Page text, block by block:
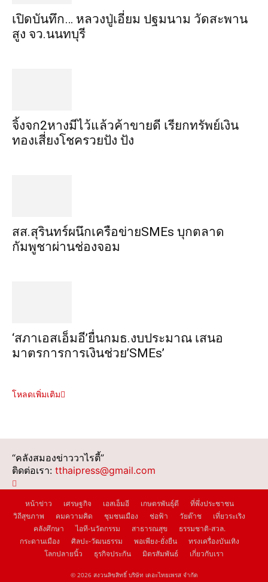
เปิดบันทึก… หลวงปู่เอี่ยม ​ปฐม​นาม​ วัดสะพาน
สูง​ จว.นนทบุรี
จิ้งจก​2​หาง​มีไว้แล้ว​ค้าขาย​ดี​ เรียก​ทรัพย์เงิน
ทอง​เสี่ยงโชค​รวยปัง​ ปัง​
สส.สุรินทร์ผนึกเครือข่ายSMEs บุกตลาด
กัมพูชาผ่านช่องจอม
‘สภาเอสเอ็มอี’ยื่นกมธ.งบประมาณ เสนอ
มาตรการการเงินช่วย’SMEs’
โหลดเพิ่มเติม
“คลังสมองข่าววาไรตี้”
ติดต่อเรา: tthaipress@gmail.com
หน้าข่าว เศรษฐกิจ เอสเอ็มอี เกษตรพันธุ์ดี
ที่พึ่งประชาชน
วิถีสุขภาพ
คมความคิด ชุมชนเมือง ช่อฟ้า วัยต๊าช
เที่ยวระเริง
คลังศึกษา
ไอที-นวัตกรรม สาธารณสุข
ธรรมชาติ-สวล.
กระดานเมือง
ศิลปะ-วัฒนธรรม พอเพียง-ยั่งยืน
ทรงเครื่องบันเทิง
โลกปลายนิ้ว
ธุรกิจประกัน มิตรสัมพันธ์ เกี่ยวกับเรา
© 2026 สงวนลิขสิทธิ์ บริษัท เดอะไทยเพรส จำกัด